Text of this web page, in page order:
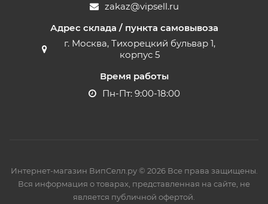
zakaz@vipsell.ru
Адрес склада / пункта самовывоза
г. Москва, Тихорецкий бульвар 1,
корпус 5
Время работы
Пн-Пт: 9:00-18:00
Интернет-магазин ВипСелл.ру © 2026 Все права защищены.
Вся информация о товарах, представленная на сайте, не
является публичной офертой.